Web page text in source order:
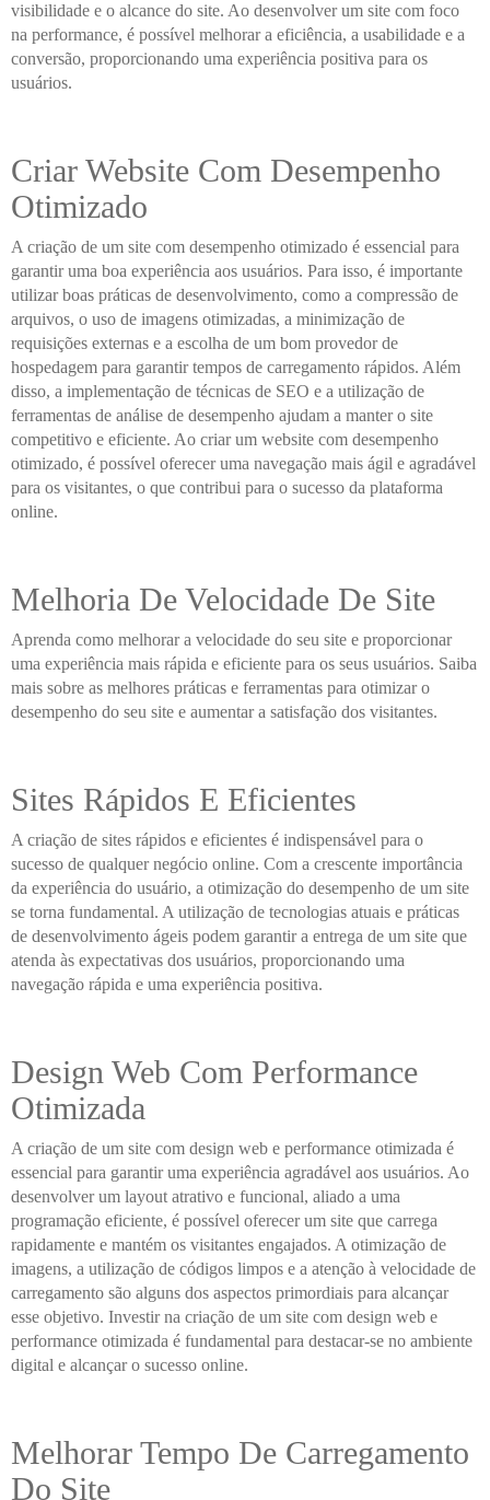
visibilidade e o alcance do site. Ao desenvolver um site com foco
na performance, é possível melhorar a eficiência, a usabilidade e a
conversão, proporcionando uma experiência positiva para os
usuários.
Criar Website Com Desempenho
Otimizado
A criação de um site com desempenho otimizado é essencial para
garantir uma boa experiência aos usuários. Para isso, é importante
utilizar boas práticas de desenvolvimento, como a compressão de
arquivos, o uso de imagens otimizadas, a minimização de
requisições externas e a escolha de um bom provedor de
hospedagem para garantir tempos de carregamento rápidos. Além
disso, a implementação de técnicas de SEO e a utilização de
ferramentas de análise de desempenho ajudam a manter o site
competitivo e eficiente. Ao criar um website com desempenho
otimizado, é possível oferecer uma navegação mais ágil e agradável
para os visitantes, o que contribui para o sucesso da plataforma
online.
Melhoria De Velocidade De Site
Aprenda como melhorar a velocidade do seu site e proporcionar
uma experiência mais rápida e eficiente para os seus usuários. Saiba
mais sobre as melhores práticas e ferramentas para otimizar o
desempenho do seu site e aumentar a satisfação dos visitantes.
Sites Rápidos E Eficientes
A criação de sites rápidos e eficientes é indispensável para o
sucesso de qualquer negócio online. Com a crescente importância
da experiência do usuário, a otimização do desempenho de um site
se torna fundamental. A utilização de tecnologias atuais e práticas
de desenvolvimento ágeis podem garantir a entrega de um site que
atenda às expectativas dos usuários, proporcionando uma
navegação rápida e uma experiência positiva.
Design Web Com Performance
Otimizada
A criação de um site com design web e performance otimizada é
essencial para garantir uma experiência agradável aos usuários. Ao
desenvolver um layout atrativo e funcional, aliado a uma
programação eficiente, é possível oferecer um site que carrega
rapidamente e mantém os visitantes engajados. A otimização de
imagens, a utilização de códigos limpos e a atenção à velocidade de
carregamento são alguns dos aspectos primordiais para alcançar
esse objetivo. Investir na criação de um site com design web e
performance otimizada é fundamental para destacar-se no ambiente
digital e alcançar o sucesso online.
Melhorar Tempo De Carregamento
Do Site